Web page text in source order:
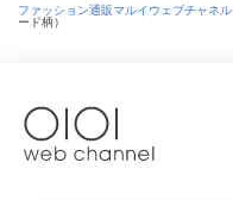
ファッション通販マルイウェブチャネル
ード柄）